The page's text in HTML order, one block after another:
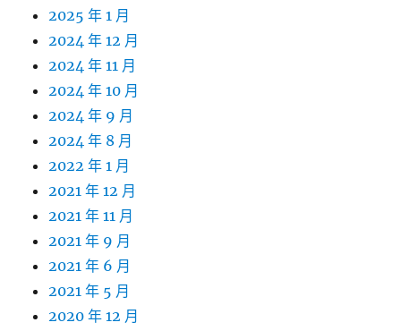
2025 年 1 月
2024 年 12 月
2024 年 11 月
2024 年 10 月
2024 年 9 月
2024 年 8 月
2022 年 1 月
2021 年 12 月
2021 年 11 月
2021 年 9 月
2021 年 6 月
2021 年 5 月
2020 年 12 月